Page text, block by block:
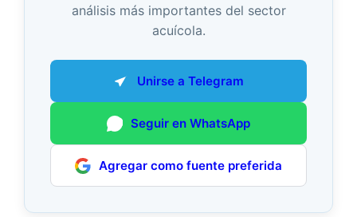
análisis más importantes del sector
acuícola.
Unirse a Telegram
Seguir en WhatsApp
Agregar como fuente preferida